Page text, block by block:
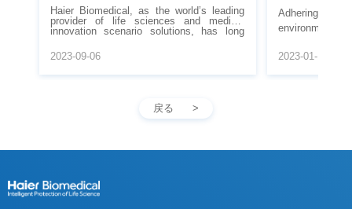
2023-09-06 protecting the
2023-01-12
戻る